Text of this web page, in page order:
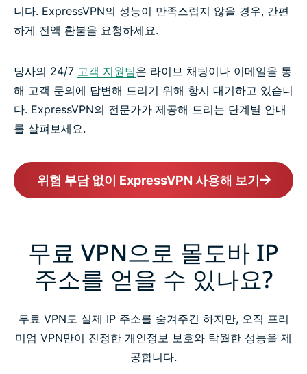
니다. ExpressVPN의 성능이 만족스럽지 않을 경우, 간편
하게 전액 환불을 요청하세요.
당사의 24/7 고객 지원팀은 라이브 채팅이나 이메일을 통
해 고객 문의에 답변해 드리기 위해 항시 대기하고 있습니
다. ExpressVPN의 전문가가 제공해 드리는 단계별 안내
를 살펴보세요.
위험 부담 없이 ExpressVPN 사용해 보기
무료 VPN으로 몰도바 IP
주소를 얻을 수 있나요?
무료 VPN도 실제 IP 주소를 숨겨주긴 하지만, 오직 프리
미엄 VPN만이 진정한 개인정보 보호와 탁월한 성능을 제
공합니다.